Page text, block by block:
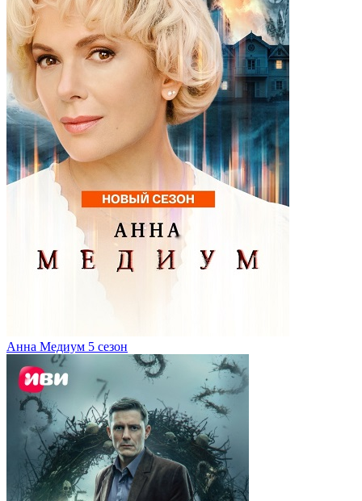
Анна Медиум 5 сезон